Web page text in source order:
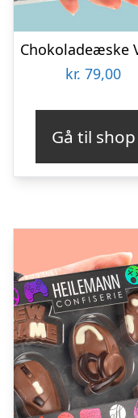
kr. 79,00
Gå til shop